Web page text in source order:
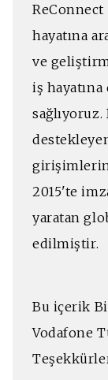
ReConnect
hayatına
ve
iş
sağlıyoruz.
2015'te
yaratan
edilmiştir.
Bu içerik
Vodafone